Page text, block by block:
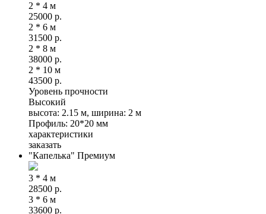
2 * 4 м
25000 р.
2 * 6 м
31500 р.
2 * 8 м
38000 р.
2 * 10 м
43500 р.
Уровень прочности
Высокий
высота: 2.15 м, ширина: 2 м
Профиль: 20*20 мм
характеристики
заказать
"Капелька" Премиум
3 * 4 м
28500 р.
3 * 6 м
33600 р.